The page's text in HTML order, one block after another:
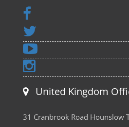
United Kingdom
31 Cranbrook Road Hounslow